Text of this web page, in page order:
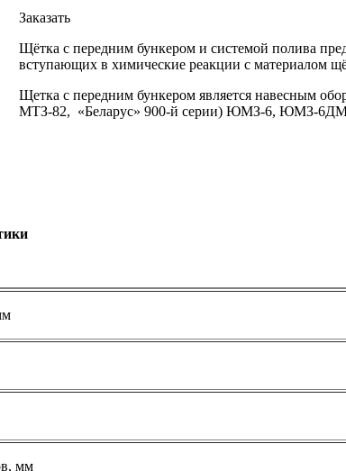
Заказать
Щётка с передним бункером и системой полива
вступающих в химические реакции с материалом
Щетка с передним бункером является навесным
МТЗ-82, «Беларус» 900-й серии) ЮМЗ-6, ЮМЗ-6ДМ,
мм